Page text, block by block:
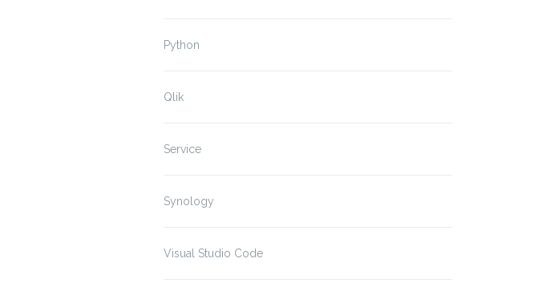
Python
Qlik
Service
Synology
Visual Studio Code